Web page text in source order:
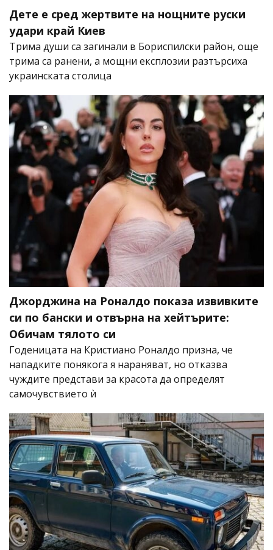
Дете е сред жертвите на нощните руски
удари край Киев
Трима души са загинали в Бориспилски район, още
трима са ранени, а мощни експлозии разтърсиха
украинската столица
Джорджина на Роналдо показа извивките
си по бански и отвърна на хейтърите:
Обичам тялото си
Годеницата на Кристиано Роналдо призна, че
нападките понякога я нараняват, но отказва
чуждите представи за красота да определят
самочувствието ѝ